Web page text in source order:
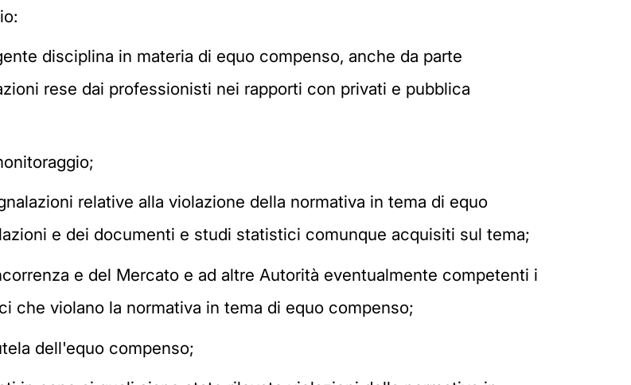
disciplina in materia di equo compenso, anche da parte
rese dai professionisti nei rapporti con privati e pubblica
relative alla violazione della normativa in tema di equo
e dei documenti e studi statistici comunque acquisiti sul tema;
e del Mercato e ad altre Autorità eventualmente competenti i
che violano la normativa in tema di equo compenso;
dell'equo compenso;